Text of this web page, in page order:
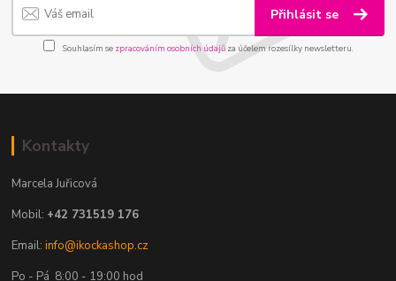
Přihlásit se
Souhlasím se zpracováním osobních údajůza účelem rozesílky newsletteru.
Kontakty
Marcela Juřicová
Mobil: +42 731519 176
Email:info@ikockashop.cz
Po - Pá 8:00 - 19:00 hod